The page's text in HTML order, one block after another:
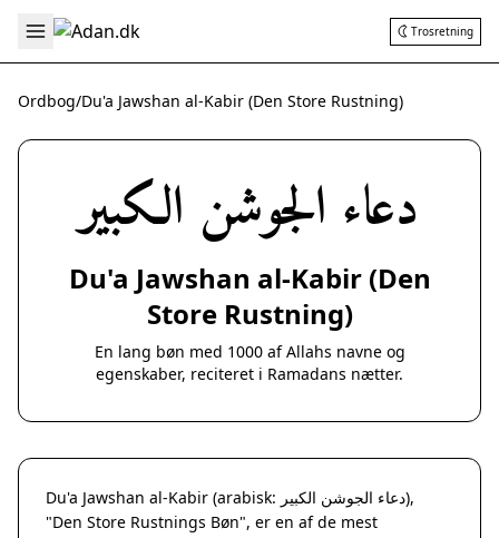
Trosretning
Ordbog/Du'a Jawshan al-Kabir (Den Store Rustning)
دعاء الجوشن الكبير
Du'a Jawshan al-Kabir (Den
Store Rustning)
En lang bøn med 1000 af Allahs navne og
egenskaber, reciteret i Ramadans nætter.
Du'a Jawshan al-Kabir (arabisk: دعاء الجوشن الكبير),
"Den Store Rustnings Bøn", er en af de mest